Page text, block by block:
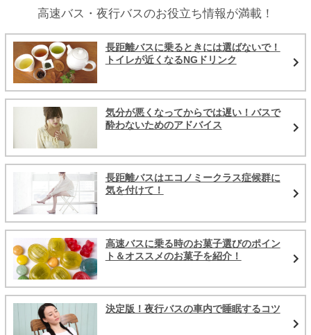
高速バス・夜行バスのお役立ち情報が満載！
長距離バスに乗るときには選ばないで！
トイレが近くなるNGドリンク
気分が悪くなってからでは遅い！バスで
酔わないためのアドバイス
長距離バスはエコノミークラス症候群に
気を付けて！
高速バスに乗る時のお菓子選びのポイン
ト＆オススメのお菓子を紹介！
決定版！夜行バスの車内で睡眠するコツ